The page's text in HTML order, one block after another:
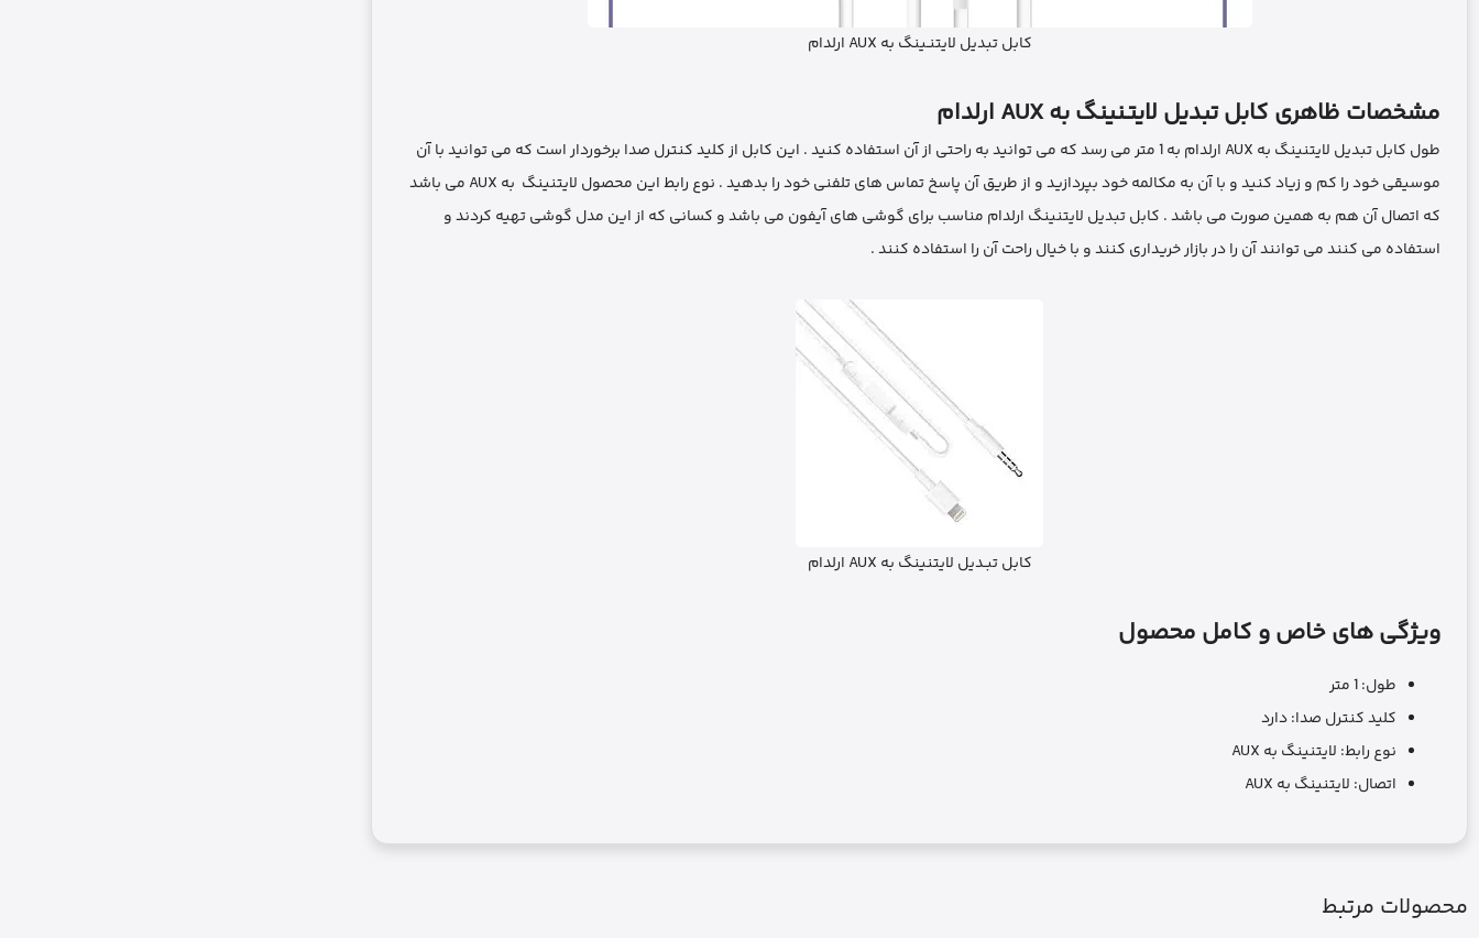
کابل تبدیل لایتنـینگ به AUX ارلدام
مشخصات ظاهری کابل تبدیل لایتـنینگ بهAUX ارلدام
طول کابل تبدیل لایتنینگ به AUX ارلدام به 1 متر می رسد که می توانید به راحتی از آن استفاده کنید . این کابل از کلید کنترل صدا برخوردار است که می توانید با آن
موسیقی خود را کم و زیاد کنید و با آن به مکالمه خود بپردازید و از طریق آن پاسخ تماس های تلفنی خود را بدهید . نوع رابط این محصول لایتنینگ به AUX می باشد
که اتصال آن هم به همین صورت می باشد . کابل تبدیل لایتنینگ ارلدام مناسب برای گوشی های آیفون می باشد و کسانی که از این مدل گوشی تهیه کردند و
استفاده می کنند می توانند آن را در بازار خریداری کنند و با خیال راحت آن را استفاده کنند .
کابل تبـدیل لایتنینگ به AUX ارلدام
ویژگی های خاص و کامل محصول
طول: 1 متر
کلید کنترل صدا: دارد
نوع رابط: لایتنینگ به AUX
اتصال: لایتنینگ به AUX
محصولات مرتبط